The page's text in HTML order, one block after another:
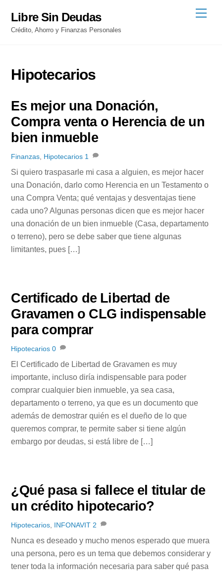
content
Libre Sin Deudas
Crédito, Ahorro y Finanzas Personales
Hipotecarios
Es mejor una Donación,
Compra venta o Herencia de un
bien inmueble
Finanzas Hipotecarios 1
Si quiero traspasarle mi casa a alguien, es mejor hacer
una Donación, darlo como Herencia en un Testamento o
una Compra Venta; qué ventajas y desventajas tiene
cada uno? Algunas personas dicen que es mejor hacer
una donación de un bien inmueble (Casa, departamento
o terreno), pero se debe saber que tiene algunas
limitantes, pues […]
Certificado de Libertad de
Gravamen o CLG indispensable
para comprar
Hipotecarios 0
El Certificado de Libertad de Gravamen es muy
importante, incluso diría indispensable para poder
comprar cualquier bien inmueble, ya sea casa,
departamento o terreno, ya que es un documento que
además de demostrar quién es el dueño de lo que
queremos comprar, te permite saber si tiene algún
embargo por deudas, si está libre de […]
¿Qué pasa si fallece el titular de
un crédito hipotecario?
Hipotecarios INFONAVIT 2
Nunca es deseado y mucho menos esperado que muera
una persona, pero es un tema que debemos considerar y
tener toda la información necesaria para saber qué pasa